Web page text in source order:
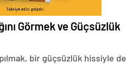
Görmek ve Güçsüzlük
bir güçsüzlük hissiyle de